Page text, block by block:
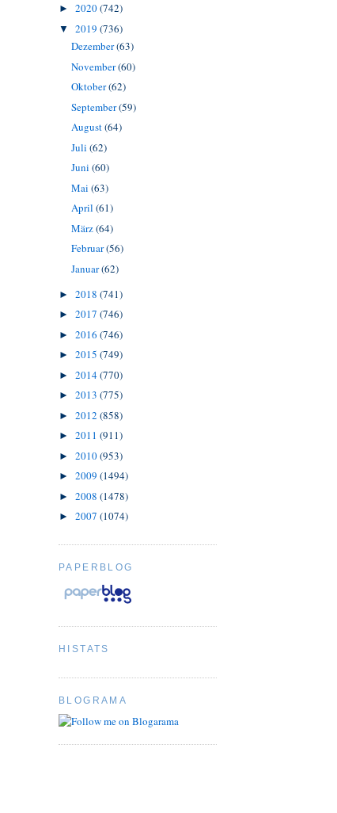
► 2020(742)
▼ 2019 (736)
Dezember(63)
November(60)
Oktober(62)
September(59)
August(64)
Juli (62)
Juni (60)
Mai (63)
April (61)
März(64)
Februar(56)
Januar(62)
► 2018 (741)
► 2017 (746)
► 2016 (746)
► 2015 (749)
► 2014(770)
► 2013 (775)
► 2012 (858)
► 2011 (911)
► 2010(953)
► 2009 (1494)
► 2008 (1478)
► 2007 (1074)
PAPERBLOG
HISTATS
BLOGRAMA